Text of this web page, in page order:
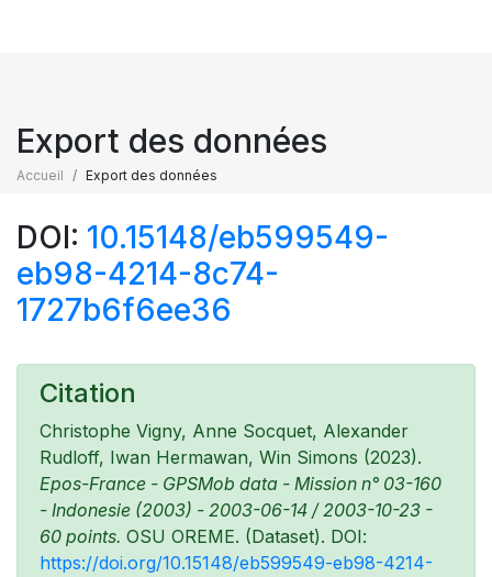
Export des données
Accueil Export des données
DOI: 10.15148/eb599549-
eb98-4214-8c74-
1727b6f6ee36
Citation
Christophe Vigny, Anne Socquet, Alexander
Rudloff, Iwan Hermawan, Win Simons (2023).
Epos-France - GPSMob data - Mission n° 03-160
- Indonesie (2003) - 2003-06-14 / 2003-10-23 -
60 points. OSU OREME. (Dataset). DOI:
https://doi.org/10.15148/eb599549-eb98-4214-